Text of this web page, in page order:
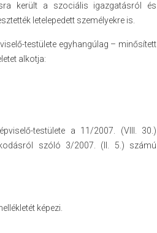
került a szociális igazgatásról és
letelepedett személyekre is.
testülete egyhangúlag – minősített
alkotja:
testülete a 11/2007. (VIII. 30.)
szóló 3/2007. (II. 5.) számú
képezi.